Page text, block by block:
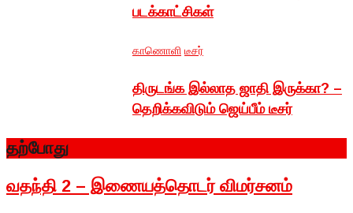
படக்காட்சிகள்
காணொளி டீசர்
திருடங்க இல்லாத ஜாதி இருக்கா? –
தெறிக்கவிடும் ஜெய்பீம் டீசர்
தற்போது
வதந்தி 2 – இணையத்தொடர் விமர்சனம்